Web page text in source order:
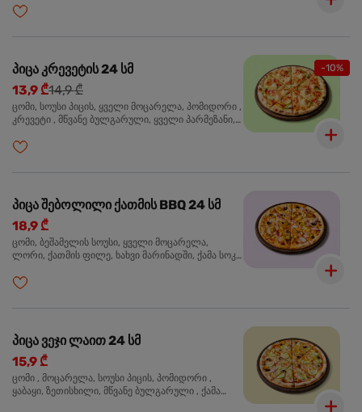
-10%
პიცა კრევეტის 24 სმ
13,9 ₾14,9 ₾
ცომი, სოუსი პიცის, ყველი მოცარელა, პომიდორი ,
კრევეტი , მწვანე ბულგარული, ყველი პარმეზანი,
პიცა შებოლილი ქათმის BBQ 24 სმ
18,9 ₾
ცომი, ბეშამელის სოუსი, ყველი მოცარელა,
ლორი, ქათმის ფილე, ხახვი მარინადში, ქამა სოკო
პიცა ვეჯი ლაით 24 სმ
15,9 ₾
ცომი , მოცარელა, სოუსი პიცის, პომიდორი ,
ყაბაყი, ზეთისხილი, მწვანე ბულგარული , ქამა